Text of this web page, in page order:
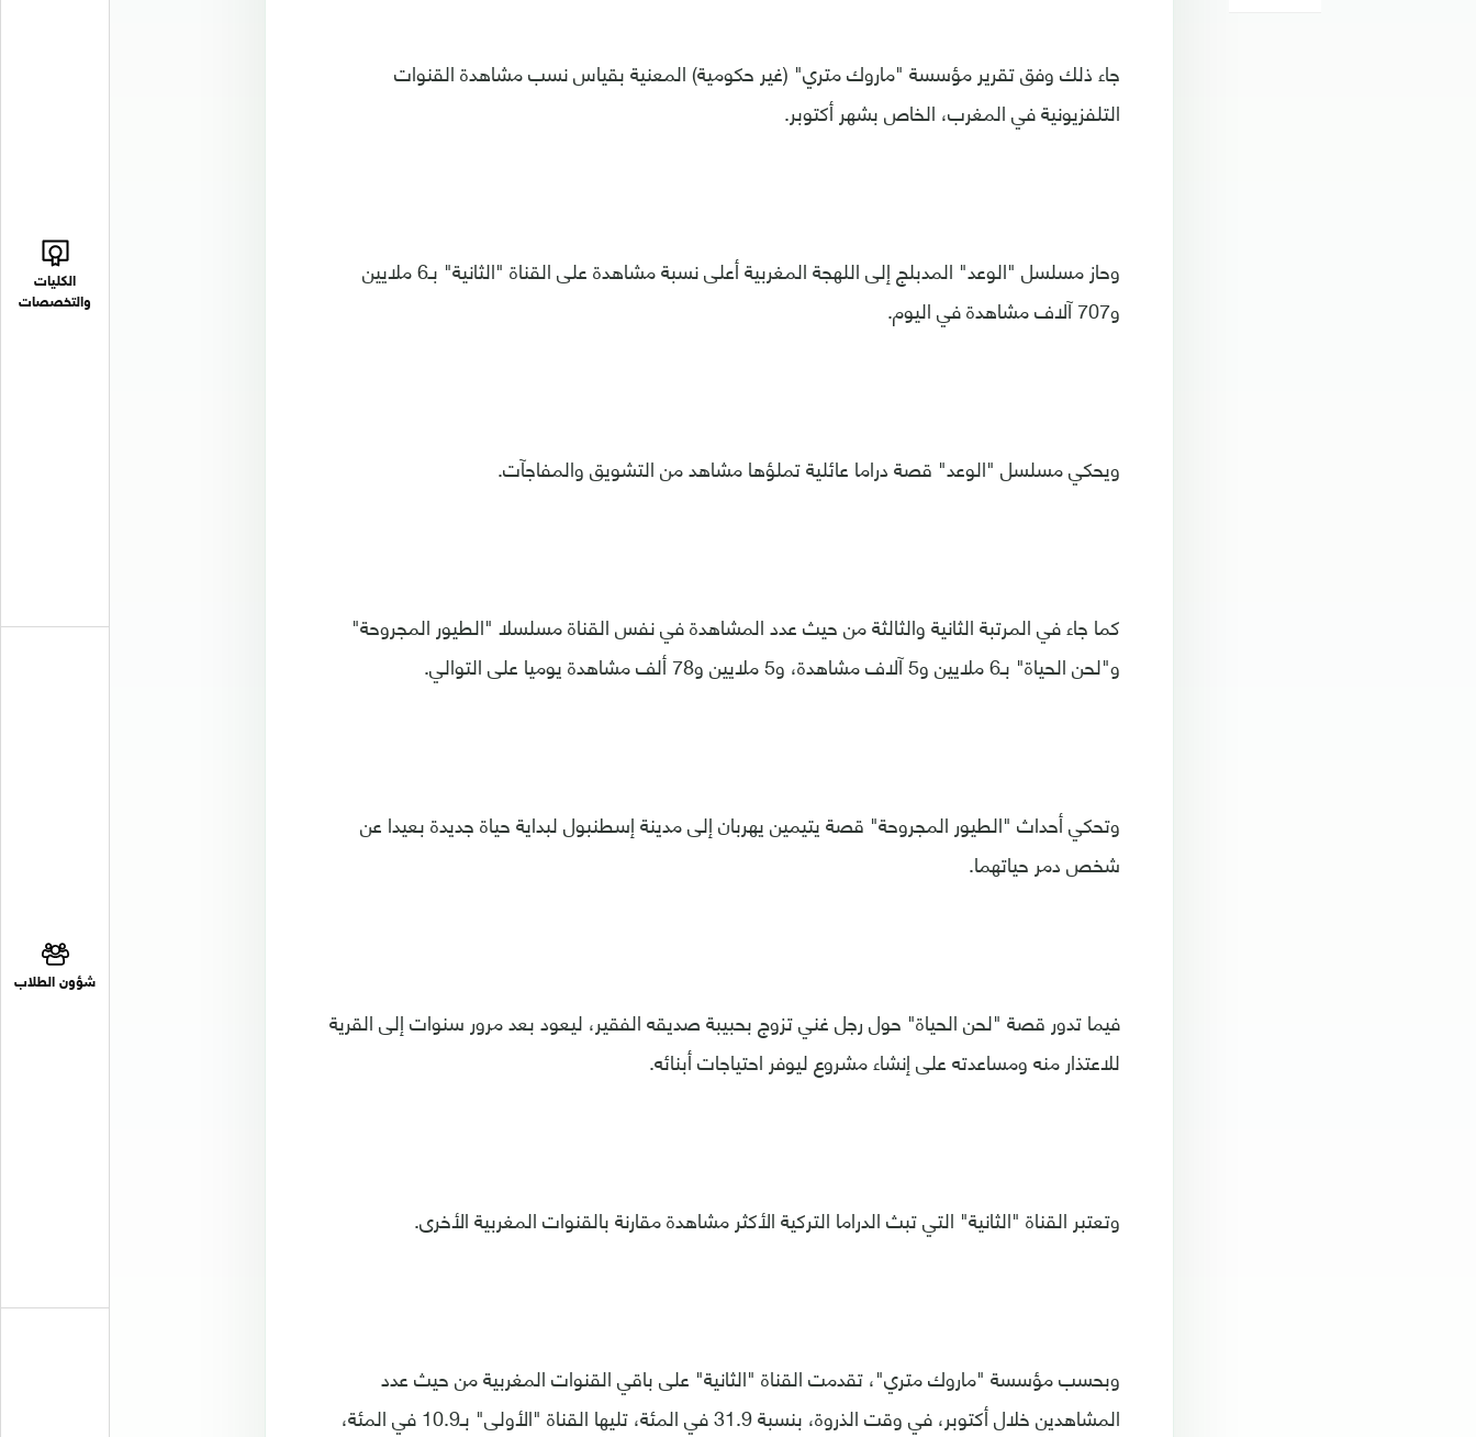
الكليات
والتخصصات
شؤون الطلاب
جاء ذلك وفق تقرير مؤسسة "ماروك متري" (غير حكومية) المعنية بقياس نسب مشاهدة القنوات
التلفزيونية في المغرب، الخاص بشهر أكتوبر.
وحاز مسلسل "الوعد" المدبلج إلى اللهجة المغربية أعلى نسبة مشاهدة على القناة "الثانية" بـ6 ملايين
و707 آلاف مشاهدة في اليوم.
ويحكي مسلسل "الوعد" قصة دراما عائلية تملؤها مشاهد من التشويق والمفاجآت.
كما جاء في المرتبة الثانية والثالثة من حيث عدد المشاهدة في نفس القناة مسلسلا "الطيور المجروحة"
و"لحن الحياة" بـ6 ملايين و5 آلاف مشاهدة، و5 ملايين و78 ألف مشاهدة يوميا على التوالي.
وتحكي أحداث "الطيور المجروحة" قصة يتيمين يهربان إلى مدينة إسطنبول لبداية حياة جديدة بعيدا عن
شخص دمر حياتهما.
فيما تدور قصة "لحن الحياة" حول رجل غني تزوج بحبيبة صديقه الفقير، ليعود بعد مرور سنوات إلى القرية
للاعتذار منه ومساعدته على إنشاء مشروع ليوفر احتياجات أبنائه.
وتعتبر القناة "الثانية" التي تبث الدراما التركية الأكثر مشاهدة مقارنة بالقنوات المغربية الأخرى.
وبحسب مؤسسة "ماروك متري"، تقدمت القناة "الثانية" على باقي القنوات المغربية من حيث عدد
المشاهدين خلال أكتوبر، في وقت الذروة، بنسبة 31.9 في المئة، تليها القناة "الأولى" بـ10.9 في المئة،